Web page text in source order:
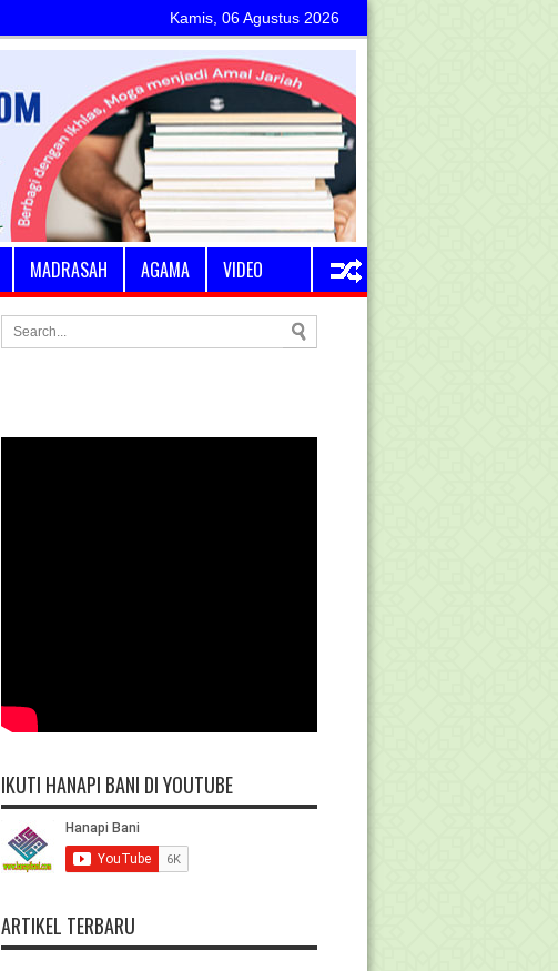
Kamis, 06 Agustus 2026
MADRASAH AGAMA VIDEO
IKUTI HANAPI BANI DI YOUTUBE
ARTIKEL TERBARU